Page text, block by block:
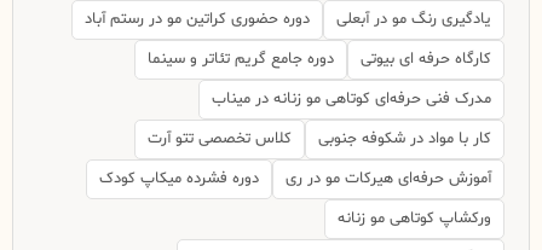
یادگیری رنگ مو در آبعلی
دوره حضوری کراتین مو در رستم آباد
کارگاه حرفه ای بیوتی
دوره جامع گریم تئاتر و سینما
مدرک فنی حرفه‌ای کوتاهی مو زنانه در میناب
کار با مواد در شکوفه جنوبی
کلاس تخصصی تتو آرت
آموزش حرفه‌ای هیرکات مو در ری
دوره فشرده میکاپ کودک
ورکشاپ کوتاهی مو زنانه